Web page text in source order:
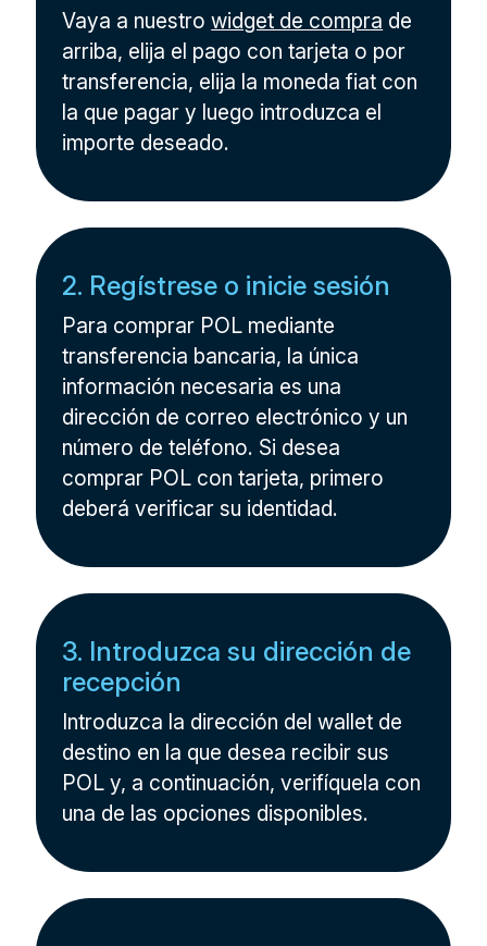
Vaya a nuestrowidget de compra de
arriba, elija el pago con tarjeta o por
transferencia, elija la moneda fiat con
la que pagar y luego introduzca el
importe deseado.
2. Regístrese o inicie sesión
Para comprar POL mediante
transferencia bancaria, la única
información necesaria es una
dirección de correo electrónico y un
número de teléfono. Si desea
comprar POL con tarjeta, primero
deberá verificar su identidad.
3. Introduzca su dirección de
recepción
Introduzca la dirección del wallet de
destino en la que desea recibir sus
POL y, a continuación, verifíquela con
una de las opciones disponibles.